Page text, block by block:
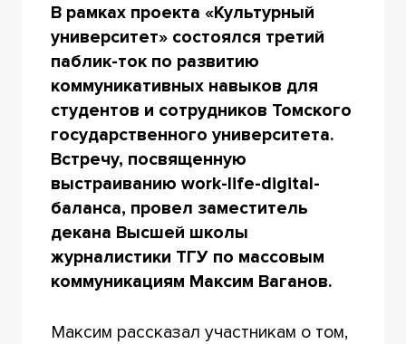
В рамках проекта «Культурный
университет» состоялся третий
паблик-ток по развитию
коммуникативных навыков для
студентов и сотрудников Томского
государственного университета.
Встречу, посвященную
выстраиванию work-life-digital-
баланса, провел заместитель
декана Высшей школы
журналистики ТГУ по массовым
коммуникациям Максим Ваганов.
Максим рассказал участникам о том,